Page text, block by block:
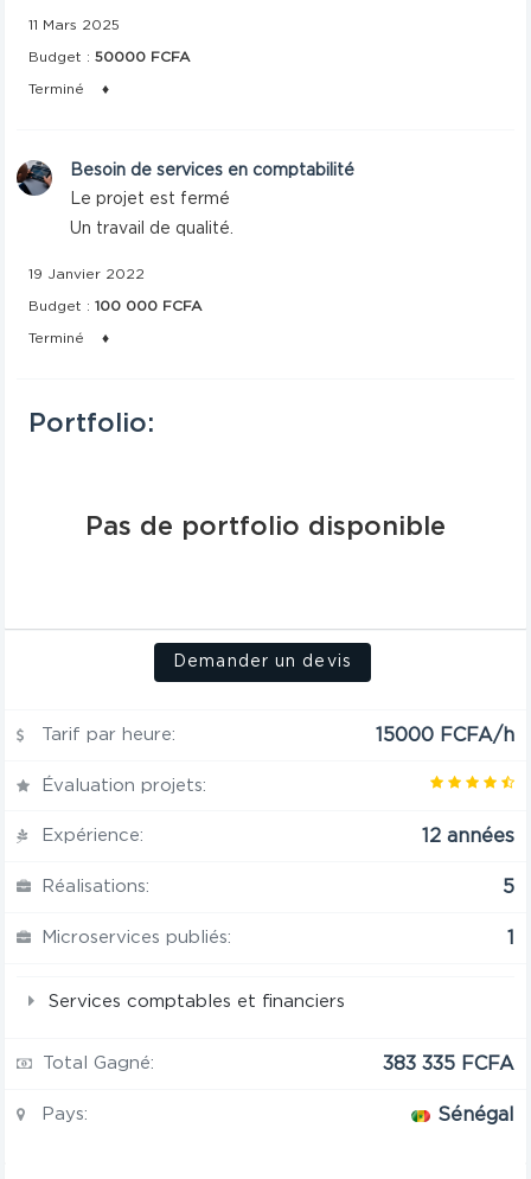
11 Mars 2025
Budget :50000 FCFA
Terminé ♦
Besoin de services en comptabilité
Le projet est fermé
Un travail de qualité.
19 Janvier 2022
Budget :100 000 FCFA
Terminé ♦
Portfolio:
Pas de portfolio disponible
Demander un devis
Tarif par heure: 15000 FCFA/h
Évaluation projets:
Expérience: 12 années
Réalisations: 5
Microservices publiés: 1
Services comptables et financiers
Total Gagné: 383 335 FCFA
Pays: Sénégal